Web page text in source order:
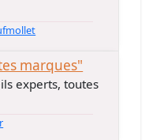
marques"
experts, toutes